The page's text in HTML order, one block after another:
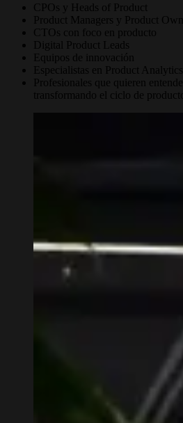
CPOs y Heads of Product
Product Managers y Product
CTOs con foco en producto
Digital Product Leads
Equipos de innovación
Especialistas en Product
Profesionales que quieren
transformando el ciclo de